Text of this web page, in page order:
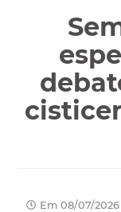
Em 08/07/